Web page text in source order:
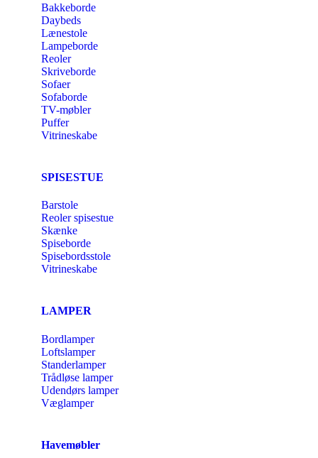
Bakkeborde
Daybeds
Lænestole
Lampeborde
Reoler
Skriveborde
Sofaer
Sofaborde
TV-møbler
Puffer
Vitrineskabe
SPISESTUE
Barstole
Reoler spisestue
Skænke
Spiseborde
Spisebordsstole
Vitrineskabe
LAMPER
Bordlamper
Loftslamper
Standerlamper
Trådløse lamper
Udendørs lamper
Væglamper
Havemøbler